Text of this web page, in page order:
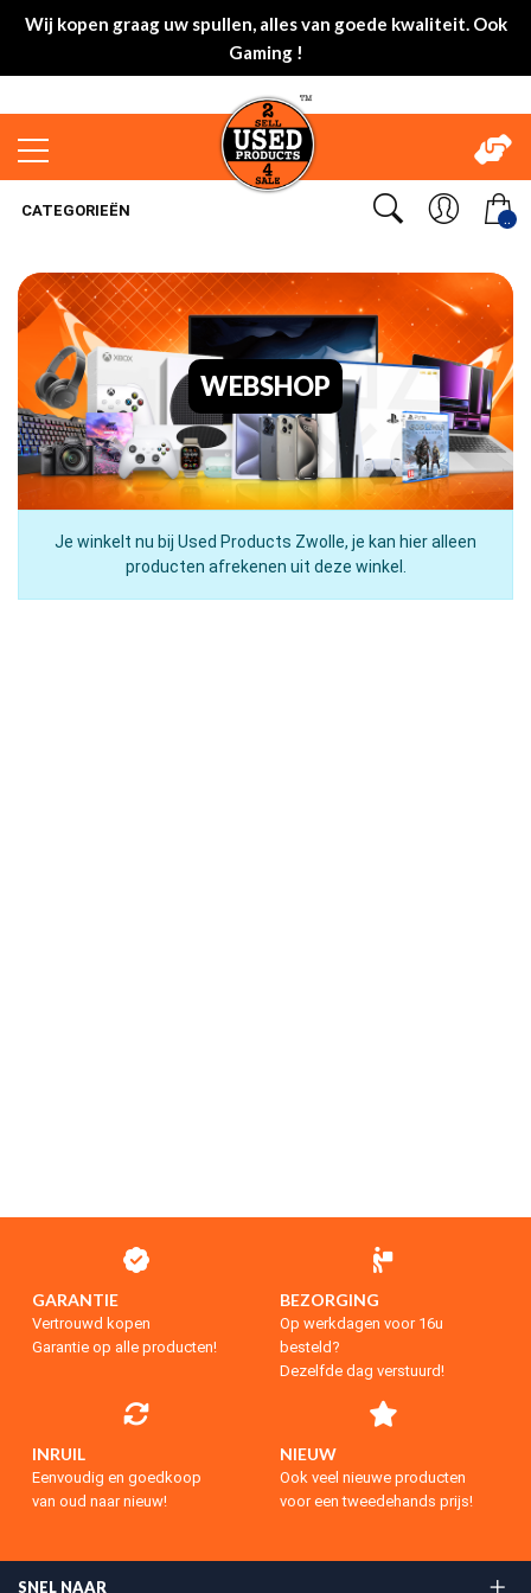
Wij kopen graag uw spullen, alles van goede kwaliteit. Ook
Gaming !
..
CATEGORIEËN
WEBSHOP
Je winkelt nu bij Used Products Zwolle, je kan hier alleen
producten afrekenen uit deze winkel.
GARANTIE
Vertrouwd kopen
Garantie op alle producten!
BEZORGING
Op werkdagen voor 16u
besteld?
Dezelfde dag verstuurd!
INRUIL
Eenvoudig en goedkoop
van oud naar nieuw!
NIEUW
Ook veel nieuwe producten
voor een tweedehands prijs!
SNEL NAAR